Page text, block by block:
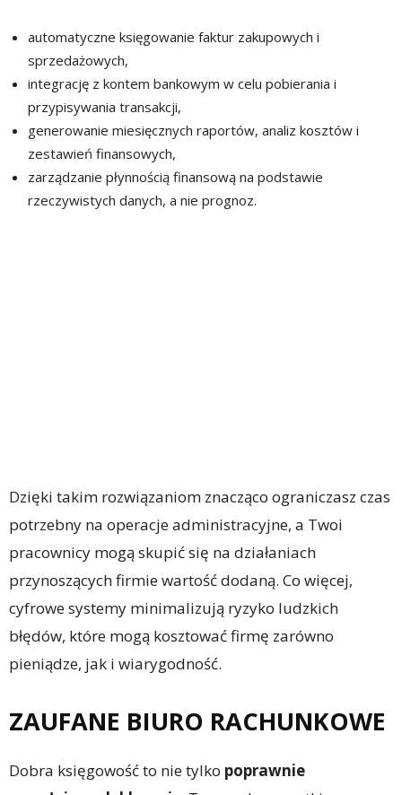
automatyczne księgowanie faktur zakupowych i
sprzedażowych,
integrację z kontem bankowym w celu pobierania i
przypisywania transakcji,
generowanie miesięcznych raportów, analiz kosztów i
zestawień finansowych,
zarządzanie płynnością finansową na podstawie
rzeczywistych danych, a nie prognoz.
Dzięki takim rozwiązaniom znacząco ograniczasz czas
potrzebny na operacje administracyjne, a Twoi
pracownicy mogą skupić się na działaniach
przynoszących firmie wartość dodaną. Co więcej,
cyfrowe systemy minimalizują ryzyko ludzkich
błędów, które mogą kosztować firmę zarówno
pieniądze, jak i wiarygodność.
ZAUFANE BIURO RACHUNKOWE
Dobra księgowość to nie tylko poprawnie